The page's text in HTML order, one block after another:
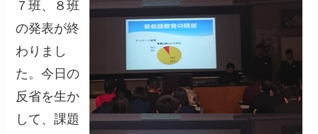
７班、８班
の発表が終
わりまし
た。今日の
反省を生か
して、課題